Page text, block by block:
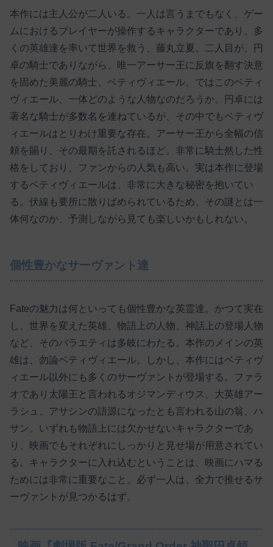
本作には主人公が二人いる。一人は言うまでもなく、ゲー
ムにおけるプレイヤーが操作するキャラクターであり、多
くの英雄達を率いて世界を救う、藤丸立夏。二人目が、円
卓の騎士でありながら、唯一アーサー王に反旗を翻す決意
を固めた美麗の騎士、ベティヴィエール。ではこのベティ
ヴィエール、一体どのような人物なのだろうか。円卓には
著名な騎士が多数名を連ねているが、その中でもベティヴ
ィエールはとりわけ重要な存在。アーサー王から全幅の信
頼を賜り、その最期を託されるほど。非常に騎士然した性
格をしており、ファンからの人気も高い。実は本作に登場
するベティヴィエールは、非常に大きな秘密を抱いてい
る。伏線も要所に散りばめられているため、その謎とは一
体何なのか、予測しながら見ても楽しいかもしれない。
個性豊かなサーヴァント達
Fateの魅力は何といっても個性豊かな英霊達。かつて実在
し、世界を変えた英雄、物語上の人物、神話上の登場人物
など、そのバラエティは多岐にわたる。本作のメインの英
雄は、勿論ベティヴィエール。しかし、本作にはベティヴ
ィエール以外にも多くのサーヴァントが登場する。ファラ
オであり太陽王と言われるオジマンディウス、大英雄アー
ラシュ、アサシンの語源になったとも言われる山の翁、ハ
サン。いずれも物語上には欠かせないキャラクターであ
り、映画でもそれぞれにしっかりと見せ場が用意されてい
る。キャラクターに入れ込むということは、映画にハマる
ためには非常に重要なこと。必ず一人は、全力で推せるサ
ーヴァントが見つかるはず。